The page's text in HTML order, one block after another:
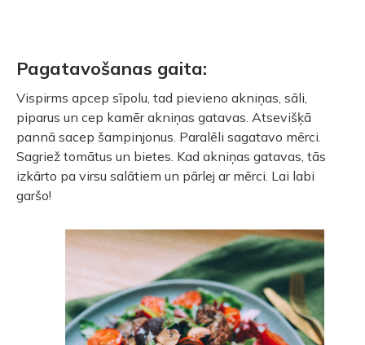
Pagatavošanas gaita:
Vispirms apcep sīpolu, tad pievieno akniņas, sāli,
piparus un cep kamēr akniņas gatavas. Atsevišķā
pannā sacep šampinjonus. Paralēli sagatavo mērci.
Sagriež tomātus un bietes. Kad akniņas gatavas, tās
izkārto pa virsu salātiem un pārlej ar mērci. Lai labi
garšo!